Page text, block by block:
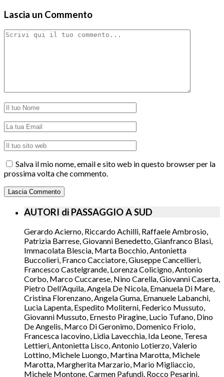
Lascia un Commento
Salva il mio nome, email e sito web in questo browser per la
prossima volta che commento.
AUTORI di PASSAGGIO A SUD
Gerardo Acierno, Riccardo Achilli, Raffaele Ambrosio,
Patrizia Barrese, Giovanni Benedetto, Gianfranco Blasi,
Immacolata Blescia, Marta Bocchio, Antonietta
Buccolieri, Franco Cacciatore, Giuseppe Cancellieri,
Francesco Castelgrande, Lorenza Colicigno, Antonio
Corbo, Marco Cuccarese, Nino Carella, Giovanni Caserta,
Pietro Dell’Aquila, Angela De Nicola, Emanuela Di Mare,
Cristina Florenzano, Angela Guma, Emanuele Labanchi,
Lucia Lapenta, Espedito Moliterni, Federico Mussuto,
Giovanni Mussuto, Ernesto Piragine, Lucio Tufano, Dino
De Angelis, Marco Di Geronimo, Domenico Friolo,
Francesca Iacovino, Lidia Lavecchia, Ida Leone, Teresa
Lettieri, Antonietta Lisco, Antonio Lotierzo, Valerio
Lottino, Michele Luongo, Martina Marotta, Michele
Marotta, Margherita Marzario, Mario Migliaccio,
Michele Montone, Carmen Pafundi, Rocco Pesarini,